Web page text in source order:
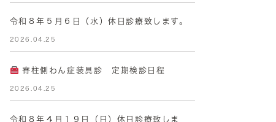
令和８年５月６日（水）休日診療致します。
2026.04.25
脊柱側わん症装具診 定期検診日程
2026.04.25
令和８年４月１９日（日）休日診療致しま